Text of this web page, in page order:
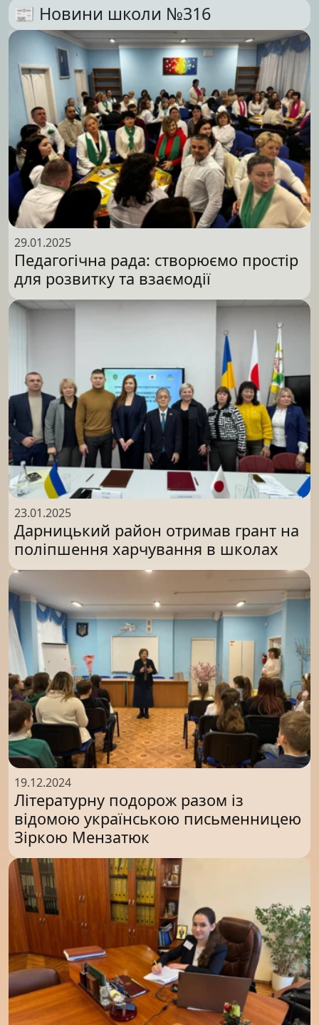
📰 Новини школи №316
29.01.2025
Педагогічна рада: створюємо простір
для розвитку та взаємодії
23.01.2025
Дарницький район отримав грант на
поліпшення харчування в школах
19.12.2024
Літературну подорож разом із
відомою українською письменницею
Зіркою Мензатюк